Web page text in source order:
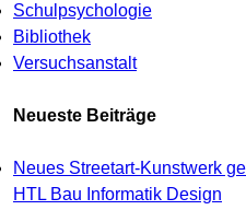
Schulpsychologie
Bibliothek
Versuchsanstalt
Neueste Beiträge
Neues Streetart-Kunstwerk
HTL Bau Informatik Design